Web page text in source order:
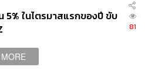
ในไตรมาสแรกของปี ขับ
81
MORE